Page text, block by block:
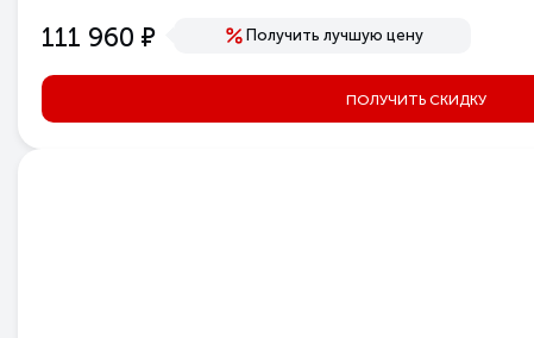
111 960 е Получить лучшую цену
ПОЛУЧИТЬ СКИДКУ